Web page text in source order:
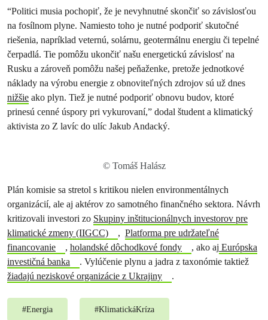
“Politici musia pochopiť, že je nevyhnutné skončiť so závislosťou
na fosílnom plyne. Namiesto toho je nutné podporiť skutočné
riešenia, napríklad veternú, solárnu, geotermálnu energiu či tepelné
čerpadlá. Tie pomôžu ukončiť našu energetickú závislosť na
Rusku a zároveň pomôžu našej peňaženke, pretože jednotkové
náklady na výrobu energie z obnoviteľných zdrojov sú už dnes
nižšie ako plyn. Tiež je nutné podporiť obnovu budov, ktoré
prinesú cenné úspory pri vykurovaní,” dodal študent a klimatický
aktivista zo Z lavíc do ulíc Jakub Andacký.
© Tomáš Halász
Plán komisie sa stretol s kritikou nielen environmentálnych
organizácií, ale aj aktérov zo samotného finančného sektora. Návrh
kritizovali investori zo Skupiny inštitucionálnych investorov pre
klimatické zmeny (IIGCC)
, Platforma pre udržateľné
financovanie
, holandské dôchodkové fondy , ako aj Európska
investičná banka
. Vylúčenie plynu a jadra z taxonómie taktiež
žiadajú neziskové organizácie z Ukrajiny
.
#Energia #KlimatickáKríza